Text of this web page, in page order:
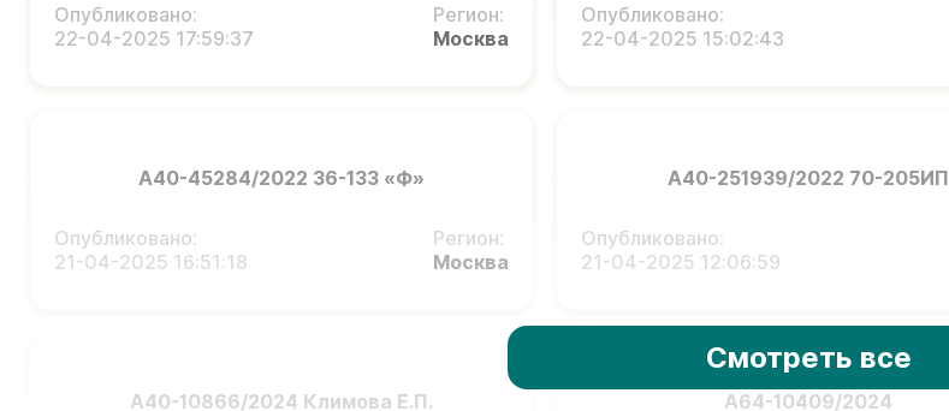
Опубликовано:
22-04-2025 17:59:37
Регион:
Москва
Опубликовано:
22-04-2025 15:02:43
А40-45284/2022 36-133 «Ф»
Опубликовано:
21-04-2025 16:51:18
Регион:
Москва
А40-251939/2022 70-205ИП
Опубликовано:
21-04-2025 12:06:59
А40-10866/2024 Климова Е.П. А64-10409/2024
Смотреть все